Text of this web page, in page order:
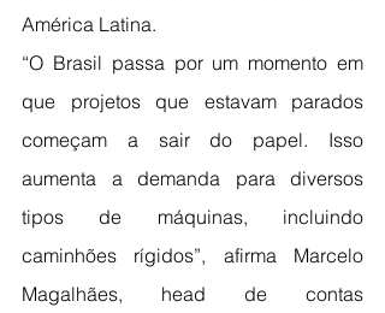
América Latina.
“O Brasil passa por um momento em
que projetos que estavam parados
começam a sair do papel. Isso
aumenta a demanda para diversos
tipos de máquinas, incluindo
caminhões rígidos”, afirma Marcelo
Magalhães, head de contas